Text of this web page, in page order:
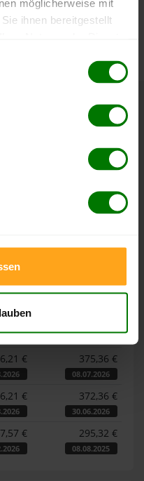
möglicherweise mit
ihnen bereitgestellt
in Deutschland
Pelletspreise-Seite
der
und Holzpellets
dazugehörige Datum zeigt,
Tiefststand
€ 375,36 €
08.07.2026
€ 372,36 €
30.06.2026
€ 295,32 €
08.08.2025